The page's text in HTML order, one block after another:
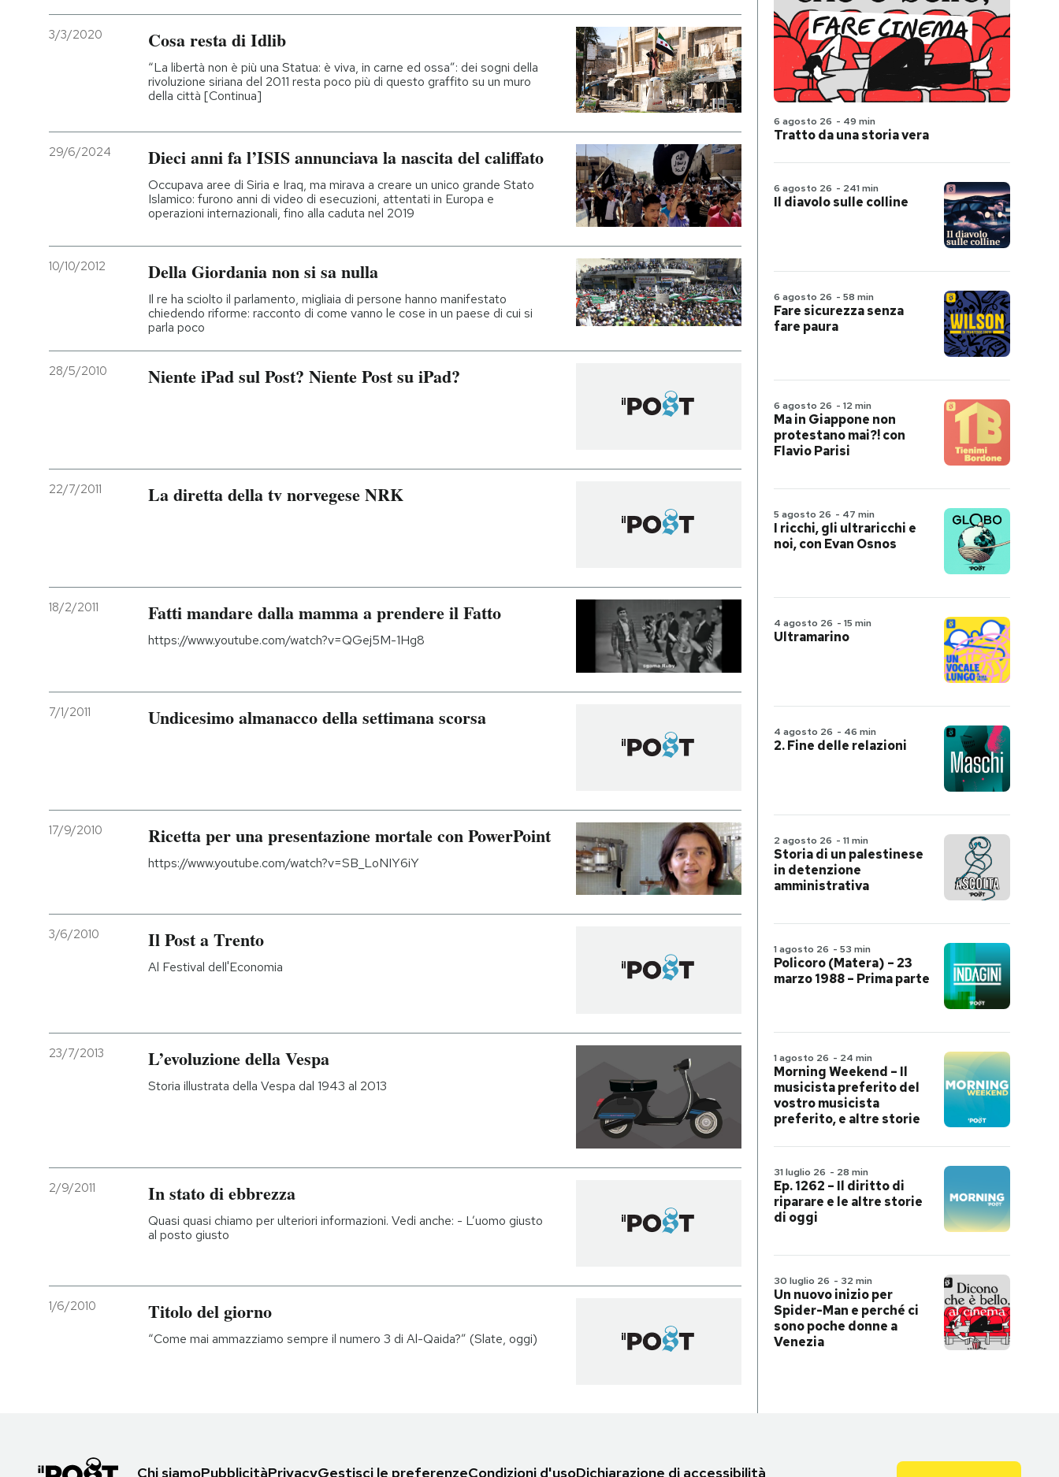
3/3/2020 Cosa resta di Idlib
“La libertà non è più una Statua: è viva, in carne ed ossa”: dei sogni della
rivoluzione siriana del 2011 resta poco più di questo graffito su un muro
della città [Continua]
29/6/2024 Dieci anni fa l’ISIS annunciava la nascita del califfato
Occupava aree di Siria e Iraq, ma mirava a creare un unico grande Stato
Islamico: furono anni di video di esecuzioni, attentati in Europa e
operazioni internazionali, fino alla caduta nel 2019
10/10/2012 Della Giordania non si sa nulla
Il re ha sciolto il parlamento, migliaia di persone hanno manifestato
chiedendo riforme: racconto di come vanno le cose in un paese di cui si
parla poco
28/5/2010 Niente iPad sul Post? Niente Post su iPad?
22/7/2011 La diretta della tv norvegese NRK
18/2/2011 Fatti mandare dalla mamma a prendere il Fatto
https://www.youtube.com/watch?v=QGej5M-1Hg8
7/1/2011 Undicesimo almanacco della settimana scorsa
17/9/2010 Ricetta per una presentazione mortale con PowerPoint
https://www.youtube.com/watch?v=SB_LoNIY6iY
3/6/2010 Il Post a Trento
Al Festival dell'Economia
23/7/2013 L’evoluzione della Vespa
Storia illustrata della Vespa dal 1943 al 2013
2/9/2011 In stato di ebbrezza
Quasi quasi chiamo per ulteriori informazioni. Vedi anche: - L’uomo giusto
al posto giusto
1/6/2010 Titolo del giorno
“Come mai ammazziamo sempre il numero 3 di Al-Qaida?” (Slate, oggi)
6 agosto 26 - 49 min
Tratto da una storia vera
6 agosto 26 - 241 min
Il diavolo sulle colline
6 agosto 26 - 58 min
Fare sicurezza senza
fare paura
6 agosto 26 - 12 min
Ma in Giappone non
protestano mai?! con
Flavio Parisi
5 agosto 26 - 47 min
I ricchi, gli ultraricchi e
noi, con Evan Osnos
4 agosto 26 - 15 min
Ultramarino
4 agosto 26 - 46 min
2. Fine delle relazioni
2 agosto 26 - 11 min
Storia di un palestinese
in detenzione
amministrativa
1 agosto 26 - 53 min
Policoro (Matera) – 23
marzo 1988 – Prima parte
1 agosto 26 - 24 min
Morning Weekend – Il
musicista preferito del
vostro musicista
preferito, e altre storie
31 luglio 26 - 28 min
Ep. 1262 – Il diritto di
riparare e le altre storie
di oggi
30 luglio 26 - 32 min
Un nuovo inizio per
Spider-Man e perché ci
sono poche donne a
Venezia
Chi siamoPubblicitàPrivacyGestisci le preferenzeCondizioni d'usoDichiarazione di accessibilità